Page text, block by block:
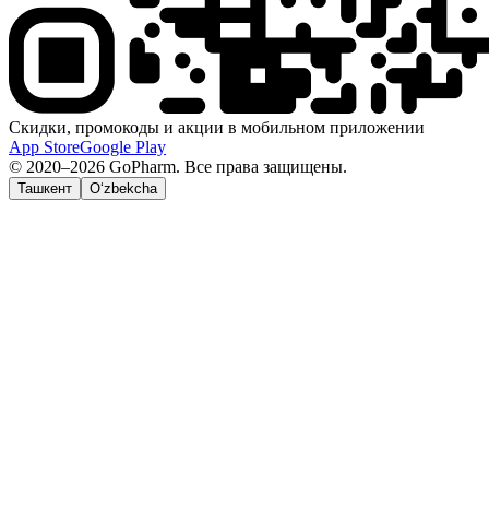
Скидки, промокоды и акции в мобильном приложении
App StoreGoogle Play
© 2020–2026 GoPharm. Все права защищены.
Ташкент O‘zbekcha